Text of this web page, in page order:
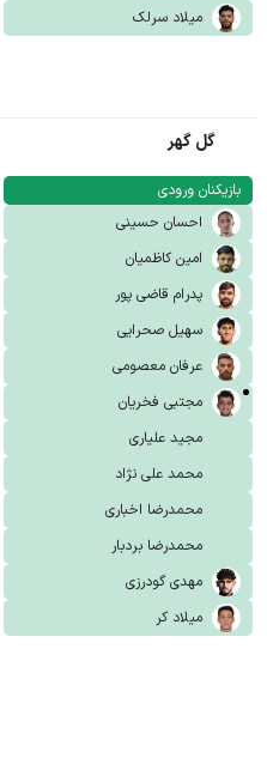
میلاد سرلک
گل گهر
بازیکنان ورودی
احسان حسینی
امین کاظمیان
پدرام قاضی پور
سهیل صحرایی
عرفان معصومی
مجتبی فخریان
مجید علیاری
محمد علی نژاد
محمدرضا اخباری
محمدرضا بردبار
مهدی گودرزی
میلاد کر